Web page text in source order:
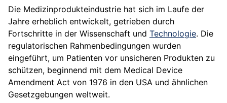
Die Medizinprodukteindustrie hat sich im Laufe der
Jahre erheblich entwickelt, getrieben durch
Fortschritte in der Wissenschaft und Technologie. Die
regulatorischen Rahmenbedingungen wurden
eingeführt, um Patienten vor unsicheren Produkten zu
schützen, beginnend mit dem Medical Device
Amendment Act von 1976 in den USA und ähnlichen
Gesetzgebungen weltweit.